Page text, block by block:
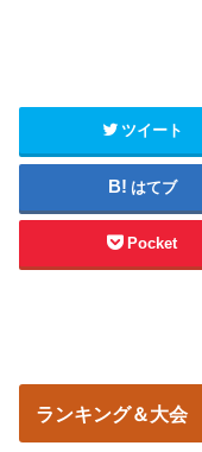
ツイート
はてブ
Pocket
ランキング＆大会